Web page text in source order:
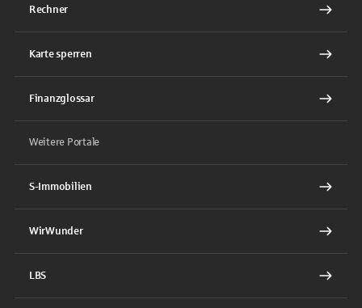
Rechner
Karte sperren
Finanzglossar
Weitere Portale
S-Immobilien
WirWunder
LBS